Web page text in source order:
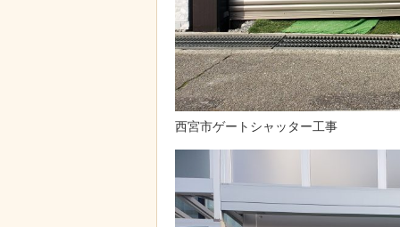
西宮市ゲートシャッター工事